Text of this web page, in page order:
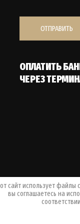
ОТПРАВИТЬ
ОПЛАТИТЬ
ЧЕРЕЗ
сайт использует
вы соглашаетесь на